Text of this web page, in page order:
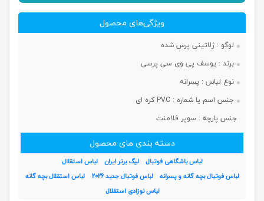
ویژگی‌های محصول
لوگو : ژلاتینی پرس شده
برند : یوسف پی وی سی پرسی
نوع لباس : پسرانه
جنس اسم یا شماره : PVC کره ای
جنس پارچه : سوپر فلامنت
دسته بندی های محصول
لباس باشگاهی فوتبال لیگ برتر ایران
لباس استقلال
لباس فوتبال بچه گانه و پسرانه
لباس فوتبال جدید 2026
لباس استقلال بچه گانه
لباس نوزادی استقلال